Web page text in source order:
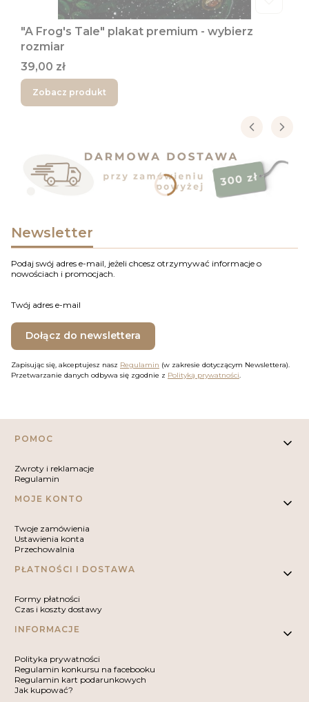
"A Frog's Tale" plakat premium - wybierz
rozmiar
Cena
39,00 zł
Zobacz produkt
Newsletter
Podaj swój adres e-mail, jeżeli chcesz otrzymywać informacje o
nowościach i promocjach.
Twój adres e-mail
Dołącz do newslettera
Zapisując się, akceptujesz nasz Regulamin (w zakresie dotyczącym Newslettera).
Przetwarzanie danych odbywa się zgodnie z Polityką prywatności
Linki w stopce
POMOC
Zwroty i reklamacje
Regulamin
MOJE KONTO
Twoje zamówienia
Ustawienia konta
Przechowalnia
PŁATNOŚCI I DOSTAWA
Formy płatności
Czas i koszty dostawy
INFORMACJE
Polityka prywatności
Regulamin konkursu na facebooku
Regulamin kart podarunkowych
Jak kupować?